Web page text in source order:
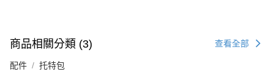
商品相關分類 (3) 查看全部
配件 托特包